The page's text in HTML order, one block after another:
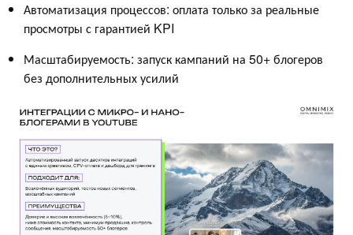
Автоматизация процессов: оплата только за реальные
просмотры с гарантией KPI
Масштабируемость: запуск кампаний на 50+ блогеров
без дополнительных усилий